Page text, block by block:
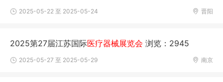
晋阳
2025-05-22 至 2025-05-24
2025第27届江苏国际医疗器械展览会 浏览：2945
南京
2025-05-27 至 2025-05-29